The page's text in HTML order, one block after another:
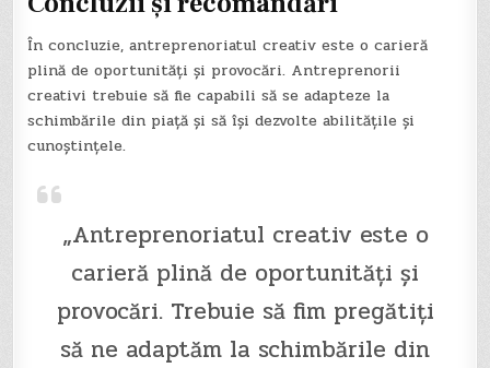
În concluzie, antreprenoriatul creativ este o carieră
plină de oportunități și provocări. Antreprenorii
creativi trebuie să fie capabili să se adapteze la
schimbările din piață și să își dezvolte abilitățile și
cunoștințele.
„Antreprenoriatul creativ este o
carieră plină de oportunități și
provocări. Trebuie să fim pregătiți
să ne adaptăm la schimbările din